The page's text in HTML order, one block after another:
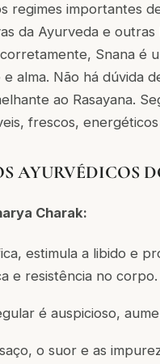
regimes importantes
da Ayurveda e
Snana é
alma. Não há dúvida
ao Rasayana.
frescos,
AYURVÉDICOS
Charak:
estimula a libido e
e resistência no corpo.
é auspicioso,
o suor e as